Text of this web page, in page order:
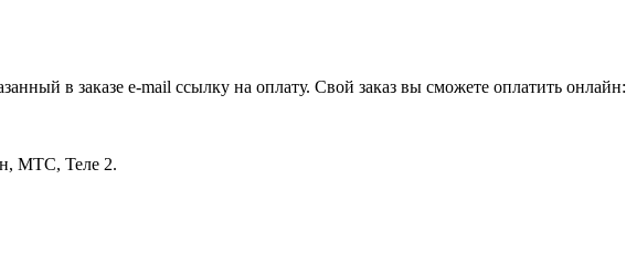
в заказе e-mail ссылку на оплату. Свой заказ вы сможете оплатить онлайн:
МТС, Теле 2.